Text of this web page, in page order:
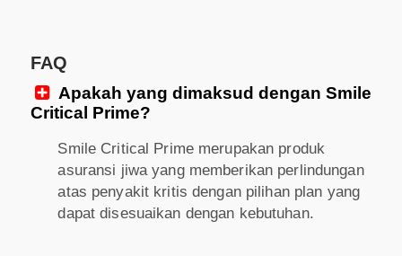
FAQ
 Apakah yang dimaksud dengan Smile
Critical Prime?
Smile Critical Prime merupakan produk
asuransi jiwa yang memberikan perlindungan
atas penyakit kritis dengan pilihan plan yang
dapat disesuaikan dengan kebutuhan.